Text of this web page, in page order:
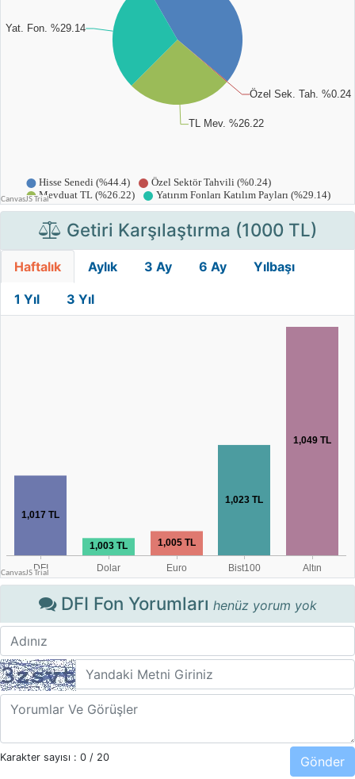
Getiri Karşılaştırma (1000 TL)
Haftalık Aylık 3 Ay 6 Ay Yılbaşı
1 Yıl 3 Yıl
DFI Fon Yorumları henüz yorum yok
Karakter sayısı : 0 / 20